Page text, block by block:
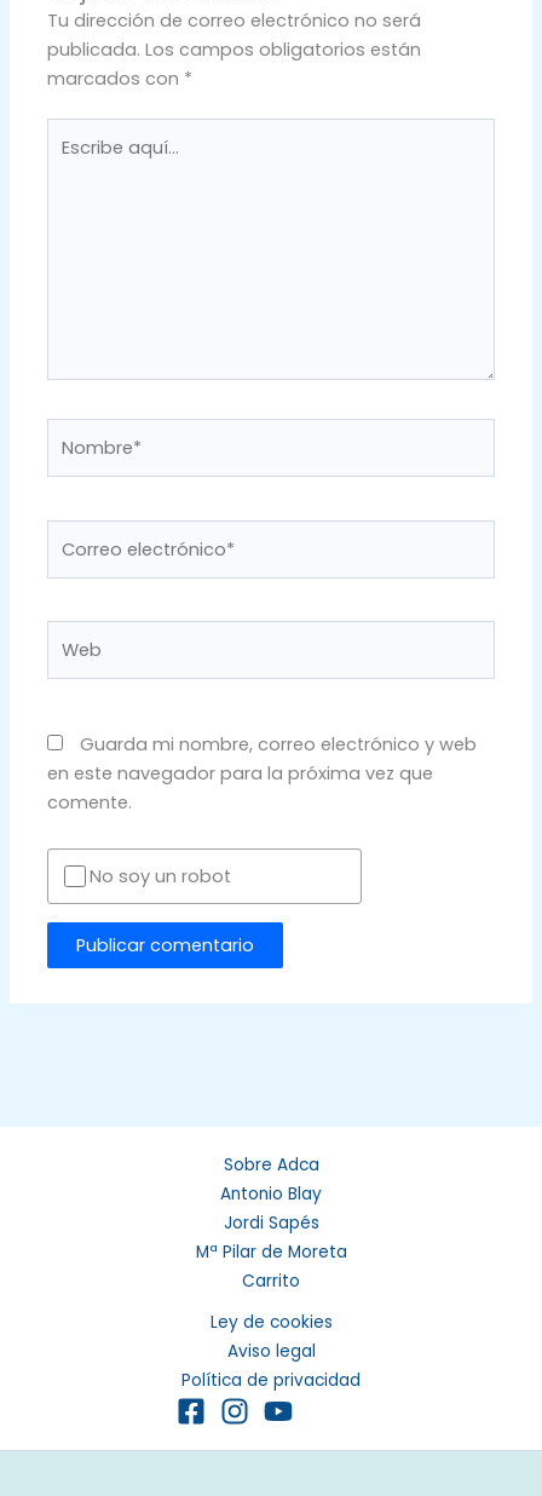
Tu dirección de correo electrónico no será
publicada. Los campos obligatorios están
marcados con *
aquí...
electrónico*
Guarda mi nombre, correo electrónico y web
en este navegador para la próxima vez que
comente.
No soy un robot
Sobre Adca
Antonio Blay
Jordi Sapés
Mª Pilar de Moreta
Carrito
Ley de cookies
Aviso legal
Política de privacidad